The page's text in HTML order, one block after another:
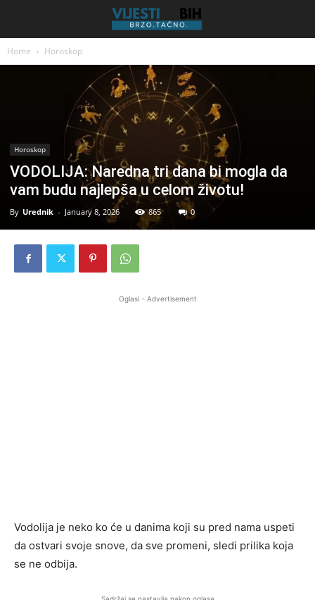
Home Horoskop
Horoskop
VODOLIJA: Naredna tri dana bi mogla da
vam budu najlepša u celom životu!
By Urednik - January 8, 2026 865 0
Oglasi - Advertisement
Vodolija je neko ko će u danima koji su pred nama uspeti
da ostvari svoje snove, da sve promeni, sledi prilika koja
se ne odbija.